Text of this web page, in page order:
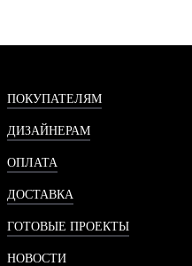
ПОКУПАТЕЛЯМ
ДИЗАЙНЕРАМ
ОПЛАТА
ДОСТАВКА
ГОТОВЫЕ ПРОЕКТЫ
НОВОСТИ